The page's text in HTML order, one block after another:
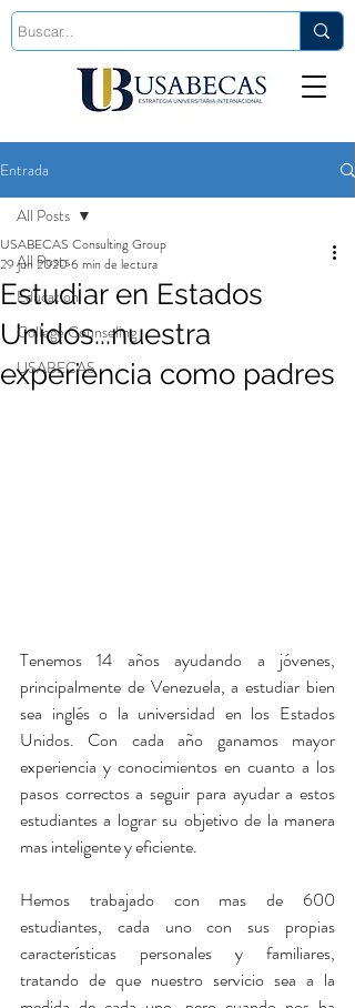
Entrada
All Posts
Education
College Counseling
USABECAS
All Posts
Estudiar en Estados
Unidos...nuestra
experiencia como padres
USABECAS Consulting Group
29 jun 20206 min de lectura
Tenemos 14 años ayudando a jóvenes,
principalmente de Venezuela, a estudiar bien
sea inglés o la universidad en los Estados
Unidos. Con cada año ganamos mayor
experiencia y conocimientos en cuanto a los
pasos correctos a seguir para ayudar a estos
estudiantes a lograr su objetivo de la manera
mas inteligente y eficiente.
Hemos trabajado con mas de 600
estudiantes, cada uno con sus propias
características personales y familiares,
tratando de que nuestro servicio sea a la